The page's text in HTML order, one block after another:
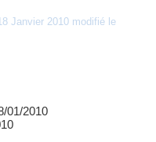
Janvier 2010 modifié le
01/2010